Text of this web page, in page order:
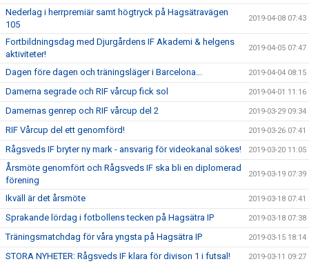
Nederlag i herrpremiär samt högtryck på Hagsätravägen
105
2019-04-08 07:43
Fortbildningsdag med Djurgårdens IF Akademi & helgens
aktiviteter!
2019-04-05 07:47
Dagen före dagen och träningsläger i Barcelona... 2019-04-04 08:15
Damerna segrade och RIF vårcup fick sol 2019-04-01 11:16
Damernas genrep och RIF vårcup del 2 2019-03-29 09:34
RIF Vårcup del ett genomförd! 2019-03-26 07:41
Rågsveds IF bryter ny mark - ansvarig för videokanal sökes! 2019-03-20 11:05
Årsmöte genomfört och Rågsveds IF ska bli en diplomerad
förening
2019-03-19 07:39
Ikväll är det årsmöte 2019-03-18 07:41
Sprakande lördag i fotbollens tecken på Hagsätra IP 2019-03-18 07:38
Träningsmatchdag för våra yngsta på Hagsätra IP 2019-03-15 18:14
STORA NYHETER: Rågsveds IF klara för divison 1 i futsal! 2019-03-11 09:27